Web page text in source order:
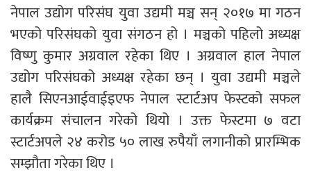
नेपाल उद्योग परिसंघ युवा उद्यमी मञ्च सन् २०१७ मा गठन
भएको परिसंघको युवा संगठन हो । मञ्चको पहिलो अध्यक्ष
विष्णु कुमार अग्रवाल रहेका थिए । अग्रवाल हाल नेपाल
उद्योग परिसंघको अध्यक्ष रहेका छन् । युवा उद्यमी मञ्चले
हालै सिएनआईवाईइएफ नेपाल स्टार्टअप फेस्टको सफल
कार्यक्रम संचालन गरेको थियो । उक्त फेस्टमा ७ वटा
स्टार्टअपले २४ करोड ५० लाख रुपैयाँ लगानीको प्रारम्भिक
सम्झौता गरेका थिए ।